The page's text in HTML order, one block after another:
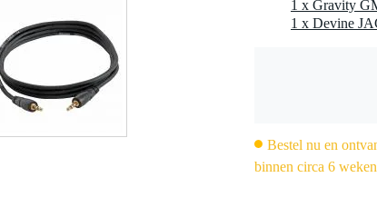
Bestel nu en
binnen circa 6 weken